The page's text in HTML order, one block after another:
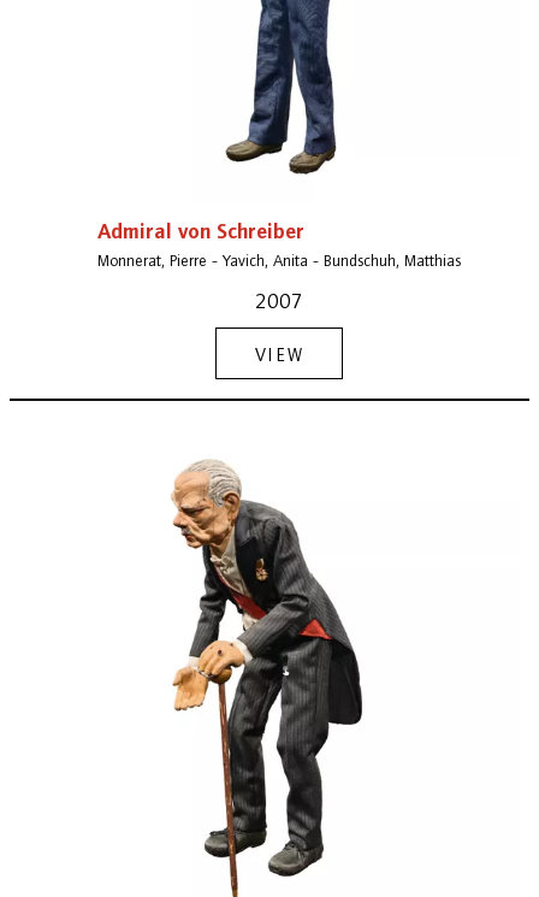
Admiral von Schreiber
Monnerat, Pierre - Yavich, Anita - Bundschuh, Matthias
2007
VIEW